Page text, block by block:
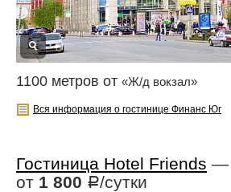
1100 метров от «Ж/д вокзал»
Вся информация о гостинице Финанс Юг
Гостиница Hotel Friends —
от 1 800 Р/сутки